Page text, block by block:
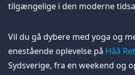
tilgængelige i den moderne
Vil du gå dybere med yoga og
enestående oplevelse på Håå
Sydsverige, fra en weekend og